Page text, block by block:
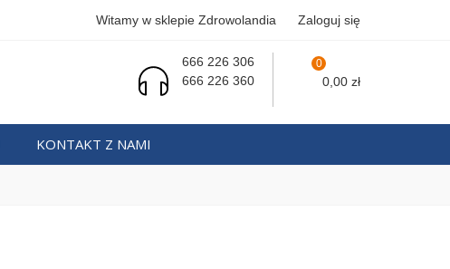
Witamy w sklepie Zdrowolandia Zaloguj się
666 226 306
666 226 360
0
0,00 zł
KONTAKT Z NAMI